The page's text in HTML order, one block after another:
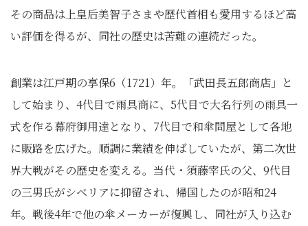
その商品は上皇后美智子さまや歴代首相も愛用するほど高
い評価を得るが、同社の歴史は苦難の連続だった。
創業は江戸期の享保6（1721）年。「武田長五郎商店」と
して始まり、4代目で雨具商に、5代目で大名行列の雨具一
式を作る幕府御用達となり、7代目で和傘問屋として各地
に販路を広げた。順調に業績を伸ばしていたが、第二次世
界大戦がその歴史を変える。当代・須藤宰氏の父、9代目
の三男氏がシベリアに抑留され、帰国したのが昭和24
年。戦後4年で他の傘メーカーが復興し、同社が入り込む